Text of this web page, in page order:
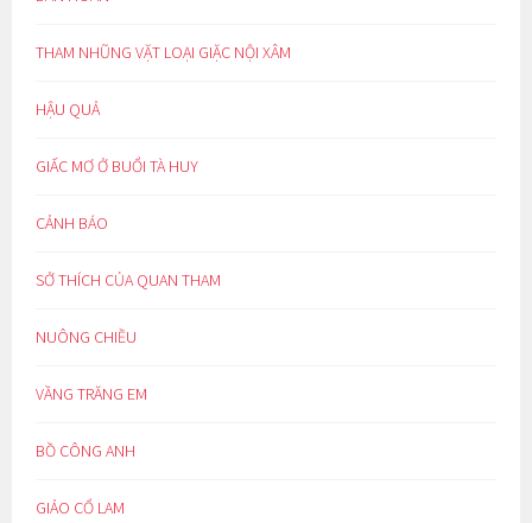
THAM NHŨNG VẶT LOẠI GIẶC NỘI XÂM
HẬU QUẢ
GIẤC MƠ Ở BUỔI TÀ HUY
CẢNH BÁO
SỞ THÍCH CỦA QUAN THAM
NUÔNG CHIỀU
VẦNG TRĂNG EM
BỒ CÔNG ANH
GIẢO CỔ LAM